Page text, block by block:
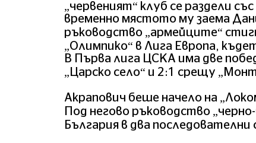
„червеният“ клуб се раздели
временно мястото му заема
ръководство „армейците“
„Олимпико“ в Лига Европа,
В Първа лига ЦСКА има две
„Царско село“ и 2:1 срещу
Акрапович беше начело на
Под негово ръководство
България в два